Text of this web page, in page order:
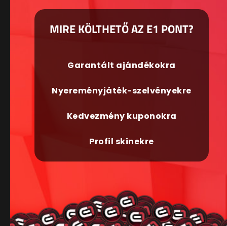
MIRE KÖLTHETŐ AZ E1 PONT?
Garantált ajándékokra
Nyereményjáték-szelvényekre
Kedvezmény kuponokra
Profil skinekre